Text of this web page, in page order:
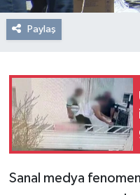
Paylaş
Sanal medya